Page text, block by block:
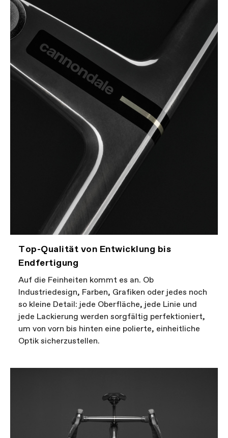
Top-Qualität von Entwicklung bis
Endfertigung
Auf die Feinheiten kommt es an. Ob
Industriedesign, Farben, Grafiken oder jedes noch
so kleine Detail: jede Oberfläche, jede Linie und
jede Lackierung werden sorgfältig perfektioniert,
um von vorn bis hinten eine polierte, einheitliche
Optik sicherzustellen.